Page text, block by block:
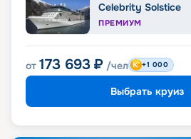
Celebrity Solstice
ПРЕМИУМ
от 173 693 ₽ /чел +1 000
Выбрать круиз